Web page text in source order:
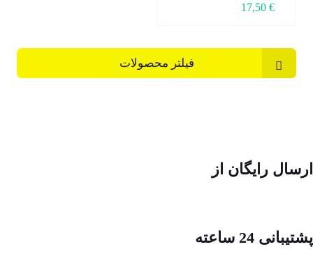
17,50 €
فیلتر محصولات
ارسال رایگان از
پشتیبانی 24 ساعته